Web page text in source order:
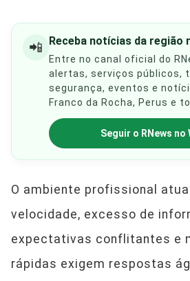
📲 Receba notícias da região
Entre no canal oficial do
alertas, serviços públicos,
segurança, eventos e
Franco da Rocha, Perus e
Seguir o RNews no
O ambiente profissional
velocidade, excesso de
expectativas conflitantes e
rápidas exigem respostas